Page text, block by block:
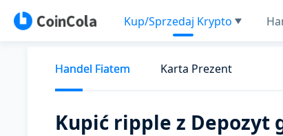
Kup/Sprzedaj Krypto
Handel Fiatem Karta Prezent
Kupić ripple z Depozyt